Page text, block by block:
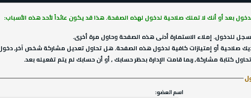
بعد أو أنك لا تملك صلاحية لدخول لهذه الصفحة. هذا قد يكون عائداً لأحد هذه الأسباب:
للدخول. إملاء الاستمارة أدنى هذه الصفحة وحاول مرة أخرى.
صلاحية أو إمتيازات كافية لدخول هذه الصفحة. هل تحاول تعديل مشاركة شخص آخر, دخول
كتابة مشاركة, ربما قامت الإدارة بحظر حسابك , أو أن حسابك لم يتم تفعيله بعد.
اسم العضو: